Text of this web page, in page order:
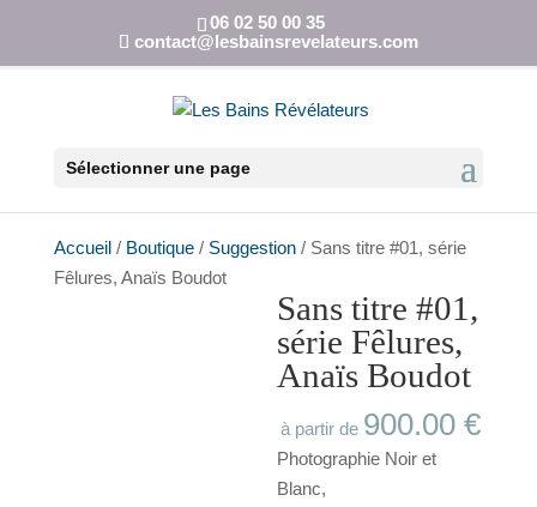
06 02 50 00 35
contact@lesbainsrevelateurs.com
Sélectionner une page
Accueil/ Boutique/ Suggestion/ Sans titre #01, série
Fêlures, Anaïs Boudot
Sans titre #01,
série Fêlures,
Anaïs Boudot
à partir de 900.00 €
Photographie Noir et
Blanc,